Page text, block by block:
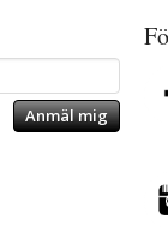
Anmäl mig